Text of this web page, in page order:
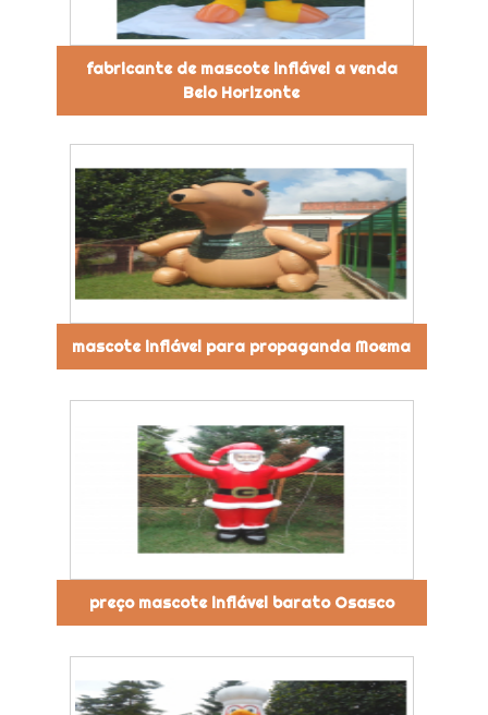
fabricante de mascote inflável a venda
Belo Horizonte
mascote inflável para propaganda Moema
preço mascote inflável barato Osasco